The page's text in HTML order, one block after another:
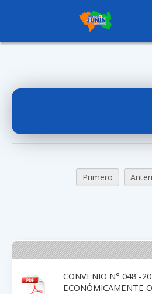
Primero
CONVENIO N° 048 -
ECONÓMICAMENTE